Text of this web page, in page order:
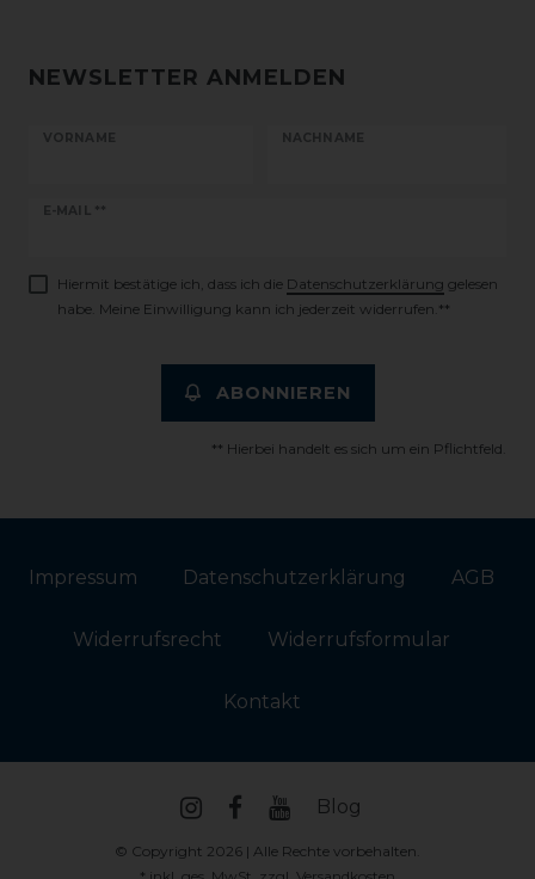
NEWSLETTER ANMELDEN
VORNAME NACHNAME
E-MAIL **
Newsletter
Hiermit bestätige ich, dass ich die Daten­schutz­erklärung gelesen
habe. Meine Einwilligung kann ich jederzeit widerrufen.**
ABONNIEREN
** Hierbei handelt es sich um ein Pflichtfeld.
Impressum Daten­schutz­erklärung AGB
Widerrufs­recht Widerrufs­formular
Kontakt
Blog
© Copyright 2026 | Alle Rechte vorbehalten.